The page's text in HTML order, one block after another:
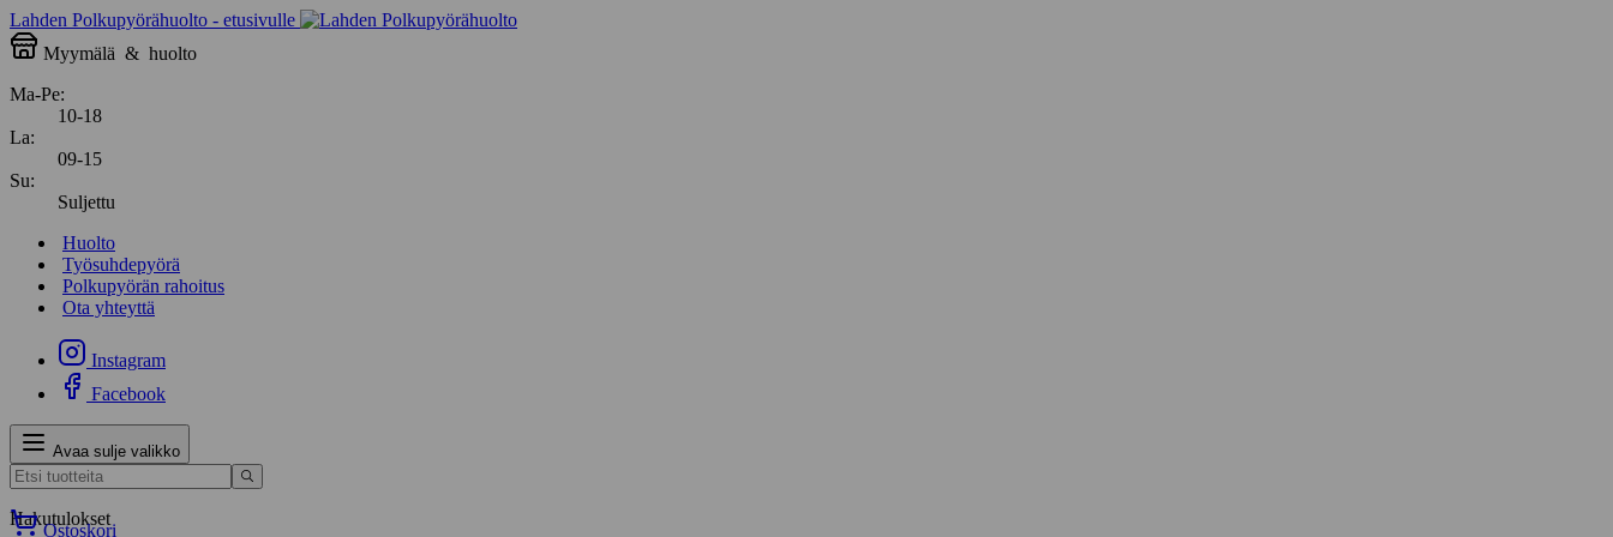
Lahden Polkupyörähuolto - etusivulle
Myymälä & huolto
Ma-Pe:
10-18
La:
09-15
Su:
Suljettu
Huolto
Työsuhdepyörä
Polkupyörän rahoitus
Ota yhteyttä
Instagram
Facebook
Avaa sulje valikko
Hakutulokset
Ostoskori